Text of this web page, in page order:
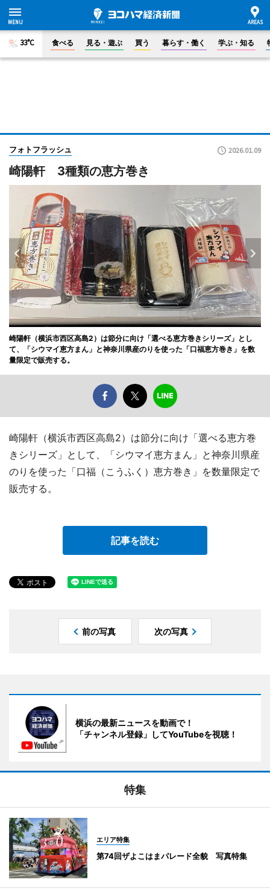
33°C 食べる 見る・遊ぶ 買う 暮らす・働く 学ぶ・知る
フォトフラッシュ 2026.01.09
崎陽軒 3種類の恵方巻き
崎陽軒（横浜市西区高島2）は節分に向け「選べる恵方巻きシリーズ」とし
て、「シウマイ恵方まん」と神奈川県産のりを使った「口福恵方巻き」を数
量限定で販売する。
崎陽軒（横浜市西区高島2）は節分に向け「選べる恵方巻
きシリーズ」として、「シウマイ恵方まん」と神奈川県産
のりを使った「口福（こうふく）恵方巻き」を数量限定で
販売する。
記事を読む
前の写真 次の写真
横浜の最新ニュースを動画で！
「チャンネル登録」してYouTubeを視聴！
特集
エリア特集
第74回ザよこはまパレード全貌 写真特集